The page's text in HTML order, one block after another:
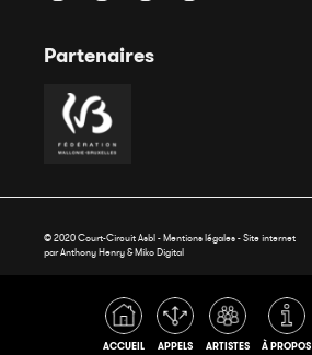
ACCUEIL APPELS ARTISTES À PROPOS
Partenaires
© 2020 Court-Circuit Asbl - Mentions légales - Site internet
par Anthony Henry &Miko Digital